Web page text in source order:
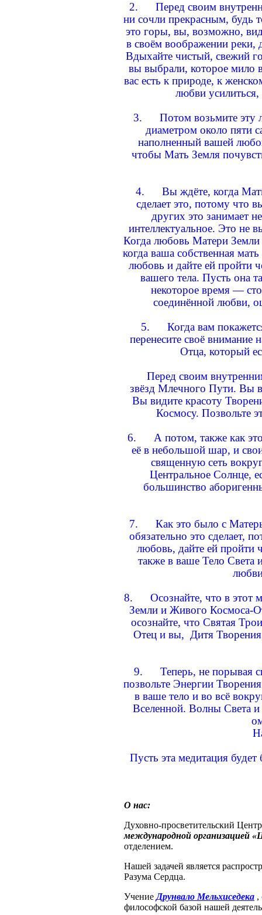
2. Перед своим
ни сочли прекрасным, будь
это горы, вы, возможно,
в своём воображении реки,
Вдыхайте чистый, свежий
вы выбрали, которое мило
вас есть к природе, к
любви
3. Потом возьмите эту
диаметром около пяти
наполненный вашей
чтобы Мать Земля
4. Вы ждёте, когда Мать
сделает это, потому что
других это занимает
интеллектуальное. Это не
Когда любовь Матери Земли
когда ваша собственная
любовь и дайте ей пройти
вашего тела. Пусть она
некоторое время —
соединённой любви,
5. Когда вам
перенесите своё
Отца, который
Перед своим
звёзд Млечного Пути. Вы
Вы видите красоту
Космосу. Позвольте
6. А потом, также как
её в небольшой шар, и
священную сеть
Центральное Солнце,
большинство
7. Как это было с
обязательно это сделает,
любовь, дайте ей пройти
также в ваше Тело Света
8. Осознайте, что в этот
Земли и Живого Космоса-
осознайте, что Святая
Отец и вы, Дитя
9. Теперь, не порывая
позвольте Энергии
в ваше тело и во всё
Вселенной. Волны Света и
Пусть эта медитация
О нас:
Духовно-просветительский
международной организацией
отделением.
Нашей задачей является
Разума Сердца.
Учение Друнвало Мельхиседека ,
философской базой нашей